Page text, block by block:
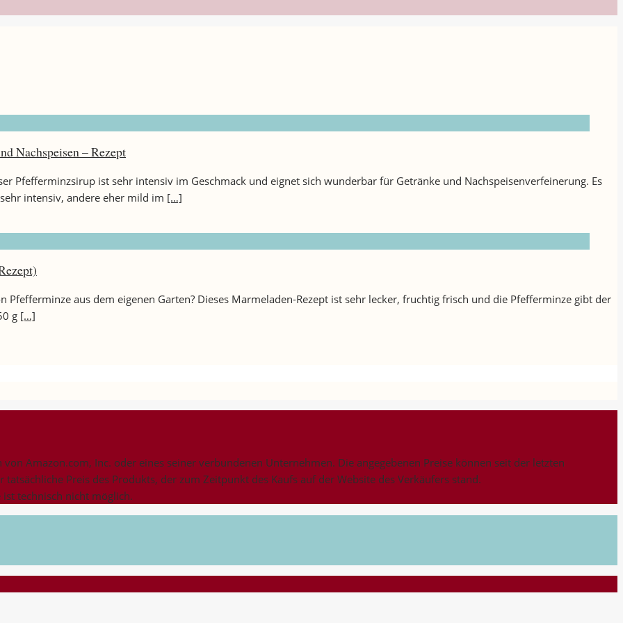
Nachspeisen – Rezept
Pfefferminzsirup ist sehr intensiv im Geschmack und eignet sich wunderbar für Getränke und Nachspeisenverfeinerung. Es
intensiv, andere eher mild im […]
aus dem eigenen Garten? Dieses Marmeladen-Rezept ist sehr lecker, fruchtig frisch und die Pfefferminze gibt der
g […]
Amazon.com, Inc. oder eines seiner verbundenen Unternehmen. Die angegebenen Preise können seit der letzten
Preis des Produkts, der zum Zeitpunkt des Kaufs auf der Website des Verkäufers stand.
ist technisch nicht möglich.